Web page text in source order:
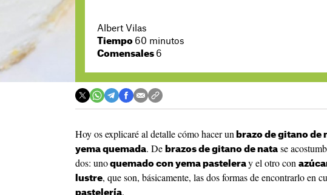
Albert Vilas
Tiempo 60 minutos
Comensales 6
Hoy os explicaré al detalle cómo hacer un brazo de gitano de
yema quemada. De brazos de gitano de nata se
dos: uno quemado con yema pastelera y el otro con
lustre, que son, básicamente, las dos formas de encontrarlo en
pastelería.